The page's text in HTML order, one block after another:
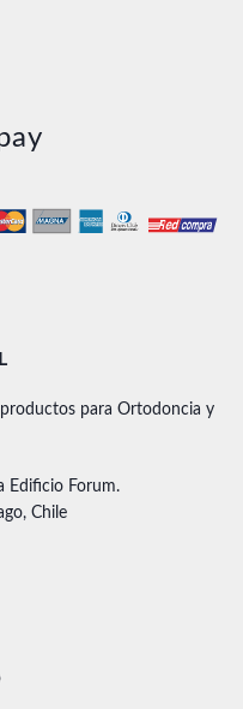
productos para Ortodoncia y
Edificio Forum.
Chile